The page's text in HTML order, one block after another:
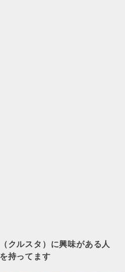
クルスタ） に興味がある人
持ってます